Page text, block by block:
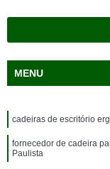
MENU
cadeiras de escritório
fornecedor de cadeira
Paulista